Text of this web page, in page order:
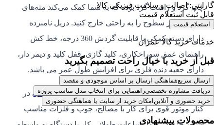
چپ گرد و راست گرد بوده که به شما کمک می‌کند مته‌های
گیر کرده در سطوح را به راحتی خارج کنید. دریل نامبرده
دارای دسته کمکی با قابلیت گردش 360 درجه، خط کش
راهنمای عمق سوراخکاری، کلید گازی، قفل کلید و دیمر دار،
دارای جعبه دنده فلزی برای افزایش طول عمر می باشد.
سیستم ضربه زن قویدریل 13 چکشی تک دور هیوندای
در
کنار موتور قوی برای کار با مصالح، چوب و فلزات مناسب
گارانتی: اصالت و سلامت فیزیکی کالا
قابل ثبت استعلام قیمت
استعلام قیمت
خدمات خرید کالا عمران
قبل از خرید با خیال راحت تصمیم بگیرید
ارسال سریعهماهنگی ارسال بر اساس موجودی و مقصد
دریافت مشاوره تخصصیراهنمایی برای انتخاب مدل مناسب پروژه
خرید حضوری و آنلاین امکان خرید از سایت یا هماهنگی حضوری
محصولات پیشنهادی